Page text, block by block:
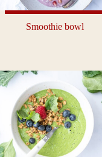
Smoothie bowl